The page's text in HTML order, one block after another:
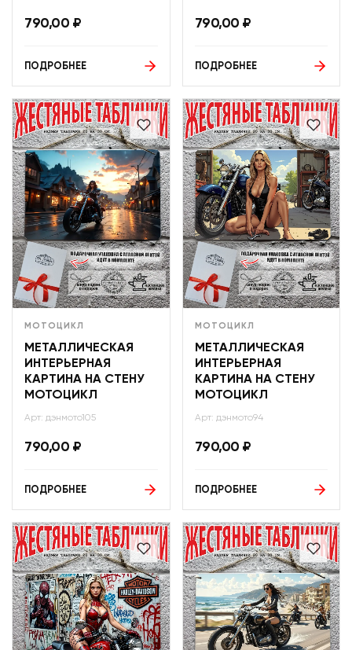
790,00 ₽
ПОДРОБНЕЕ
790,00 ₽
ПОДРОБНЕЕ
МОТОЦИКЛ
МЕТАЛЛИЧЕСКАЯ
ИНТЕРЬЕРНАЯ
КАРТИНА НА СТЕНУ
МОТОЦИКЛ
Арт: дэнмото105
790,00 ₽
ПОДРОБНЕЕ
МОТОЦИКЛ
МЕТАЛЛИЧЕСКАЯ
ИНТЕРЬЕРНАЯ
КАРТИНА НА СТЕНУ
МОТОЦИКЛ
Арт: дэнмото94
790,00 ₽
ПОДРОБНЕЕ